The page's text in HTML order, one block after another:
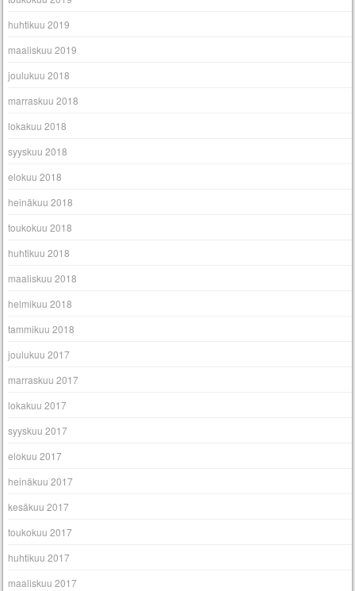
huhtikuu 2019
maaliskuu 2019
joulukuu 2018
marraskuu 2018
lokakuu 2018
syyskuu 2018
elokuu 2018
heinäkuu 2018
toukokuu 2018
huhtikuu 2018
maaliskuu 2018
helmikuu 2018
tammikuu 2018
joulukuu 2017
marraskuu 2017
lokakuu 2017
syyskuu 2017
elokuu 2017
heinäkuu 2017
kesäkuu 2017
toukokuu 2017
huhtikuu 2017
maaliskuu 2017